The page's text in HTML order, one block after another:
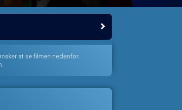
at se filmen nedenfor.